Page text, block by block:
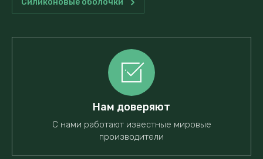
Силиконовые оболочки
Нам доверяют
С нами работают известные мировые
производители